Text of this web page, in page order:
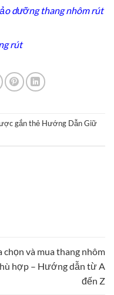
dưỡng thang nhôm rút
rút
gắn thẻ Hướng Dẫn Giữ
chọn và mua thang nhôm
hợp – Hướng dẫn từ A
đến Z